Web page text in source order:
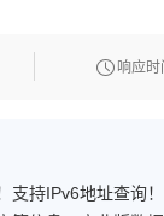
 响应
支持IPv6地址查询